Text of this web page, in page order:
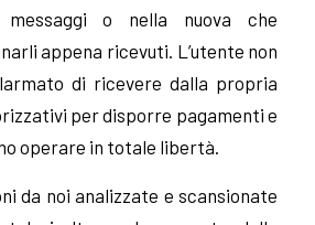
messaggi o nella nuova che
appena ricevuti. L’utente non
di ricevere dalla propria
per disporre pagamenti e
operare in totale libertà.
da noi analizzate e scansionate